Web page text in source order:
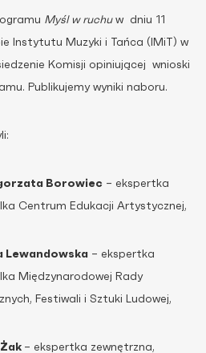
Myśl w ruchu w dniu 11
Instytutu Muzyki i Tańca (IMiT) w
Komisji opiniującej wnioski
Publikujemy wyniki naboru.
Borowiec – ekspertka
Centrum Edukacji Artystycznej,
Lewandowska – ekspertka
Międzynarodowej Rady
Festiwali i Sztuki Ludowej,
– ekspertka zewnętrzna,